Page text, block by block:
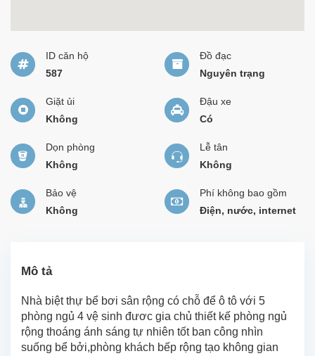
ID căn hộ
587
Đồ đạc
Nguyên trạng
Giặt ủi
Không
Đậu xe
Có
Dọn phòng
Không
Lễ tân
Không
Bảo vệ
Không
Phí không bao gồm
Điện, nước, internet
Mô tả
Nhà biệt thự bể bơi sân rộng có chỗ để ô tô với 5
phòng ngủ 4 vệ sinh đươc gia chủ thiết kế phòng ngủ
rộng thoáng ánh sáng tự nhiên tốt ban công nhìn
suống bể bởi,phòng khách bếp rộng tạo không gian